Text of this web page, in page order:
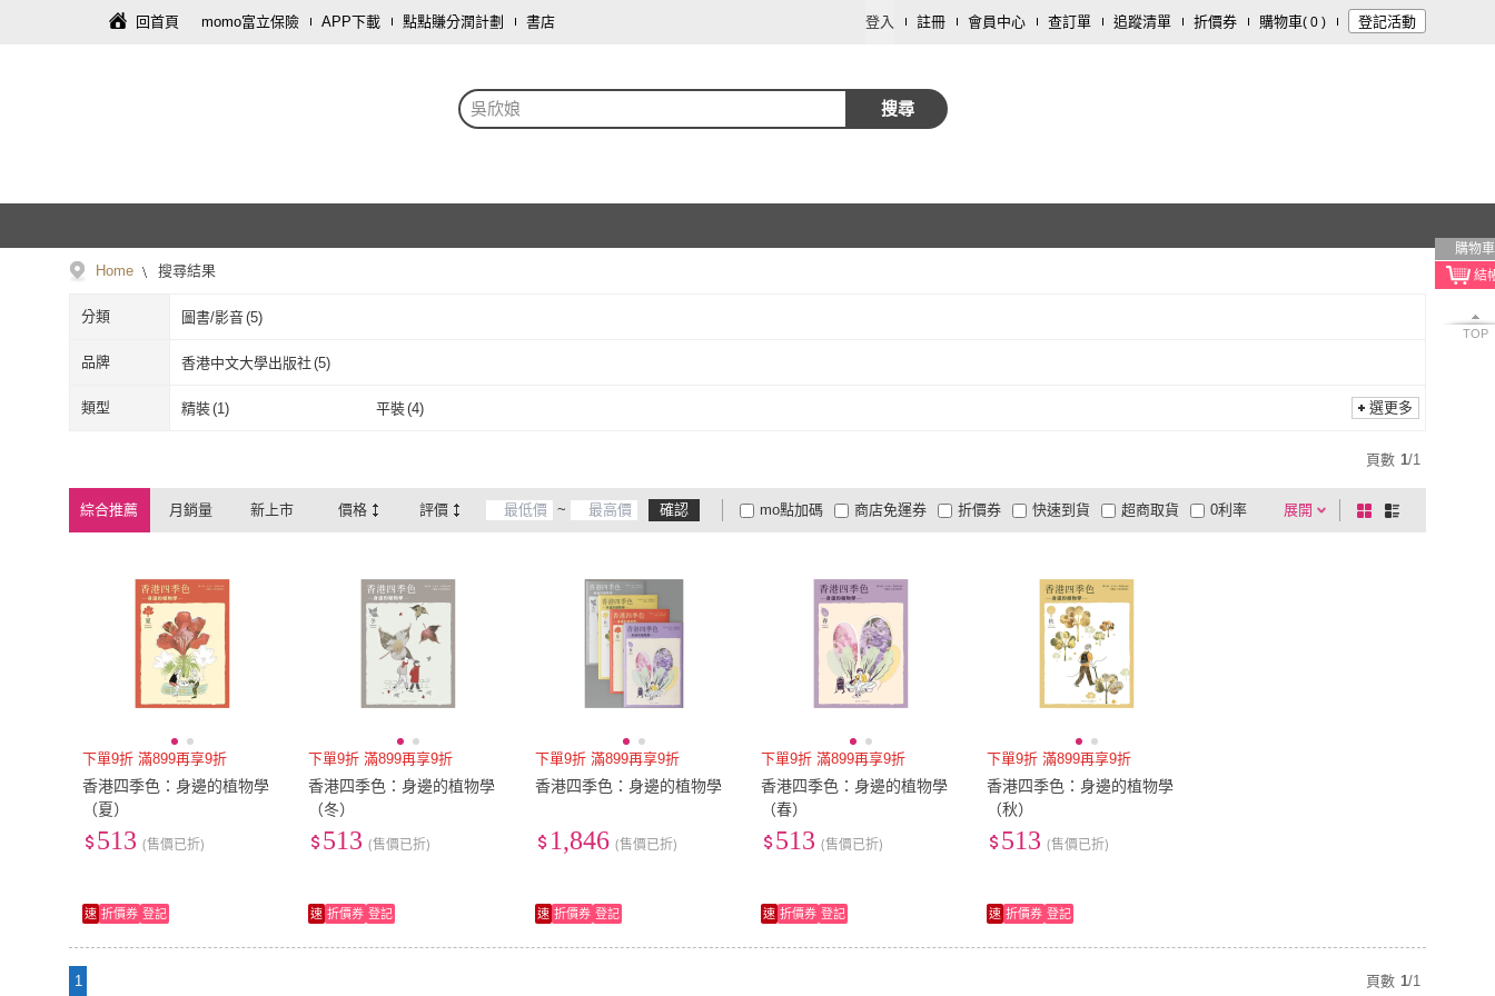
回首頁 momo富立保險 APP下載 點點賺分潤計劃 書店 登入 註冊 會員中心 查訂單 追蹤清單 折價券 購物車( 0 ) 登記活動
吳欣娘 搜尋
購物車
TOP
Home 搜尋結果
分類 圖書/影音(5)
品牌 香港中文大學出版社(5)
香港中文大學出版社
類型 精裝(1) 平裝(4) 選更多
頁數 1/1
綜合推薦 月銷量 新上市 價格 評價 ~ 確認 展開
折價券
有影片
商品有量 電視購物
mo點加碼 快速到貨 超商取貨
大家電安心配
大家電快配
商店免運券 0利率
及以上 3 及以上 1 及以上
棋
盤
列
下單9折 滿899再享9折
香港四季色：身邊的植物學
（夏）
513 (售價已折)
速 折價券 登記
下單9折 滿899再享9折
香港四季色：身邊的植物學
（冬）
513 (售價已折)
速 折價券 登記
下單9折 滿899再享9折
香港四季色：身邊的植物學
1,846 (售價已折)
速 折價券 登記
下單9折 滿899再享9折
香港四季色：身邊的植物學
（春）
513 (售價已折)
速 折價券 登記
下單9折 滿899再享9折
香港四季色：身邊的植物學
（秋）
513 (售價已折)
速 折價券 登記
1 頁數 1/1